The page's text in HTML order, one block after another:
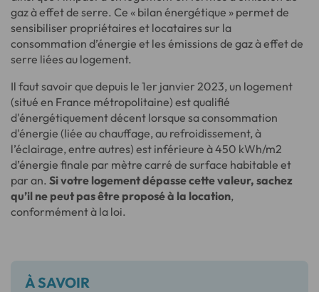
gaz à effet de serre. Ce « bilan énergétique » permet de
sensibiliser propriétaires et locataires sur la
consommation d’énergie et les émissions de gaz à effet de
serre liées au logement.
Il faut savoir que depuis le 1er janvier 2023, un logement
(situé en France métropolitaine) est qualifié
d'énergétiquement décent lorsque sa consommation
d'énergie (liée au chauffage, au refroidissement, à
l’éclairage, entre autres) est inférieure à 450 kWh/m2
d’énergie finale par mètre carré de surface habitable et
par an. Si votre logement dépasse cette valeur, sachez
qu’il ne peut pas être proposé à la location,
conformément à la loi.
À SAVOIR